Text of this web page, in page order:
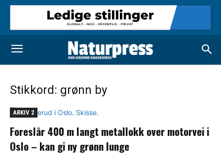
Stikkord: grønn by
ARKIV 2
Foreslår 400 m langt metallokk over motorvei i
Oslo – kan gi ny grønn lunge